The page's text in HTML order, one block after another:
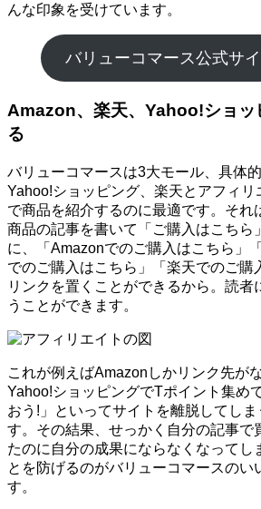
んな印象を受けています。
バリューコマース公式サ
Amazon、楽天、Yahoo!ショッ
る
バリューコマースは3大モール、具体
Yahoo!ショッピング、楽天とアフィ
で商品を紹介するのに最適です。それ
商品の記事を書いて「ご購入はこちら
に、「Amazonでのご購入はこちら」
でのご購入はこちら」「楽天でのご購
リンクを置くことができるから。読者
うことができます。
これが例えばAmazonしかリンク先が
Yahoo!ショッピングでTポイント集め
おう!」といってサイトを離脱してしま
す。その結果、せっかく自分の記事で
たのに自分の成果にならなくなってし
とを防げるのがバリューコマースのい
す。